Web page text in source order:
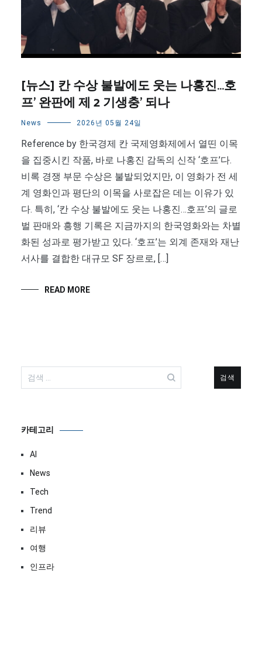
[뉴스] 칸 수상 불발에도 웃는 나홍진…호
프’ 완판에 제 2 기생충’ 되나
News 2026년 05월 24일
Reference by 한국경제 칸 국제영화제에서 열띤 이목
을 집중시킨 작품, 바로 나홍진 감독의 신작 ‘호프’다.
비록 경쟁 부문 수상은 불발되었지만, 이 영화가 전 세
계 영화인과 평단의 이목을 사로잡은 데는 이유가 있
다. 특히, ‘칸 수상 불발에도 웃는 나홍진…호프’의 글로
벌 판매와 흥행 기록은 지금까지의 한국영화와는 차별
화된 성과로 평가받고 있다. ‘호프’는 외계 존재와 재난
서사를 결합한 대규모 SF 장르로, […]
READ MORE
색:
카테고리
AI
News
Tech
Trend
리뷰
여행
인프라